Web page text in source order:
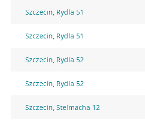
Szczecin, Rydla 51
Szczecin, Rydla 51
Szczecin, Rydla 52
Szczecin, Rydla 52
Szczecin, Stelmacha 12